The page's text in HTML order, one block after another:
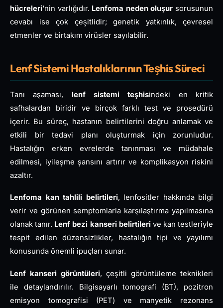
hücreleri‘nin varlığıdır. Lenfoma neden oluşur sorusunun
cevabı ise çok çeşitlidir; genetik yatkınlık, çevresel
etmenler ve birtakım virüsler sayılabilir.
Lenf Sistemi Hastalıklarının Teşhis Süreci
Tanı aşaması, lenf sistemi teşhisindeki en kritik
safhalardan biridir ve birçok farklı test ve prosedürü
içerir. Bu süreç, hastanın belirtilerini doğru anlamak ve
etkili bir tedavi planı oluşturmak için zorunludur.
Hastalığın erken evrelerde tanınması ve müdahale
edilmesi, iyileşme şansını artırır ve komplikasyon riskini
azaltır.
Lenfoma kan tahlili belirtileri, lenfositler hakkında bilgi
verir ve görünen semptomlarla karşılaştırma yapılmasına
olanak tanır. Lenf bezi kanseri belirtilerive kan testleriyle
tespit edilen düzensizlikler, hastalığın tipi ve yayılımı
konusunda önemli ipuçları sunar.
Lenf kanseri görüntüleri, çeşitli görüntüleme teknikleri
ile detaylandırılır. Bilgisayarlı tomografi (BT), pozitron
emisyon tomografisi (PET) ve manyetik rezonans